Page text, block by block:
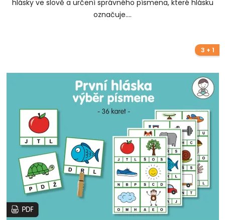
hlásky ve slově a určení správného písmena, které hlásku
označuje....
3 + 1